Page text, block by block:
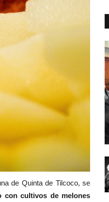
de Quinta de Tilcoco, se
con cultivos de melones